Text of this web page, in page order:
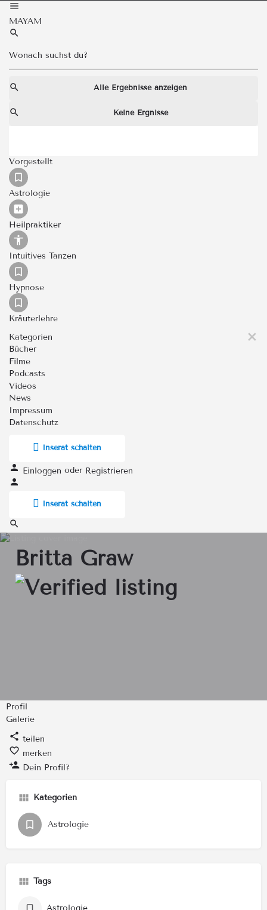
MAYAM
Alle Ergebnisse anzeigen
Keine Ergnisse
Vorgestellt
Astrologie
Heilpraktiker
Intuitives Tanzen
Hypnose
Kräuterlehre
Kategorien
Bücher
Filme
Podcasts
Videos
News
Impressum
Datenschutz
Inserat schalten
Einloggen oder Registrieren
Inserat schalten
Britta Graw
Profil
Galerie
teilen
merken
Dein Profil?
Kategorien
Astrologie
Tags